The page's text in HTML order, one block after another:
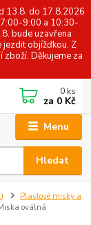
13.8. do 17.8.2026
9:00 a 10:30-
bude uzavřena
jezdit objížďkou. Z
Děkujeme za
Menu
Hledat
0 ks
za 0 Kč
Plastové misky a
oválná